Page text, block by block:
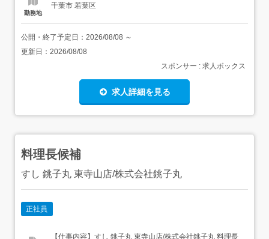
勤務地
千葉市 若葉区
公開・終了予定日： 2026/08/08 ～
更新日： 2026/08/08
スポンサー : 求人ボックス
求人詳細を見る
料理長候補
すし 銚子丸 東寺山店/株式会社銚子丸
正社員
【仕事内容】すし 銚子丸 東寺山店/株式会社銚子丸 料理長